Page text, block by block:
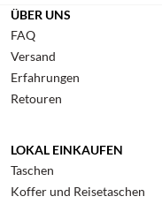
ÜBER UNS
FAQ
Versand
Erfahrungen
Retouren
LOKAL EINKAUFEN
Taschen
Koffer und Reisetaschen